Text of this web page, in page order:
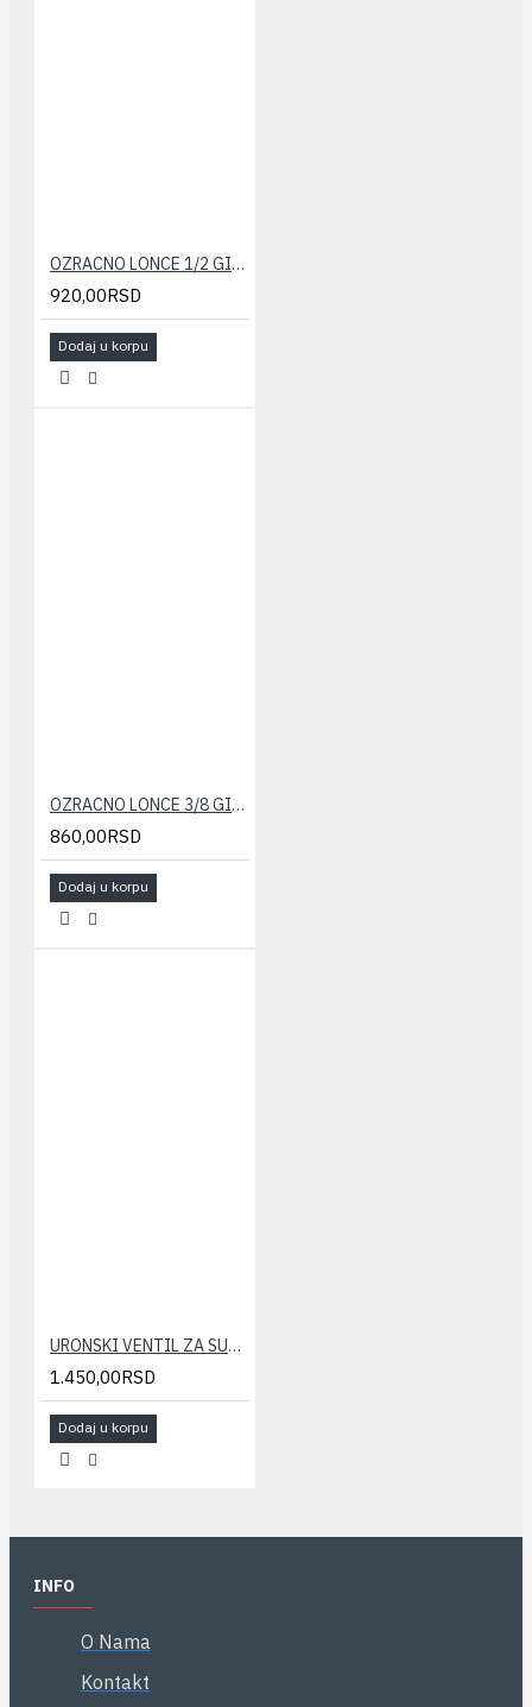
OZRACNO LONCE 1/2 GIACOMINI sa nep. vent.
920,00RSD
Dodaj u korpu
OZRACNO LONCE 3/8 GIACOMINI sa nep. vent.
860,00RSD
Dodaj u korpu
URONSKI VENTIL ZA SUSAC 50% GIAC 16x2
1.450,00RSD
Dodaj u korpu
INFO
O Nama
Kontakt